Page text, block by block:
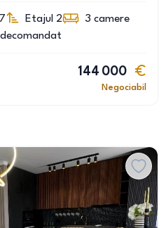
Etajul 2 3 camere
144 000
Negociabil